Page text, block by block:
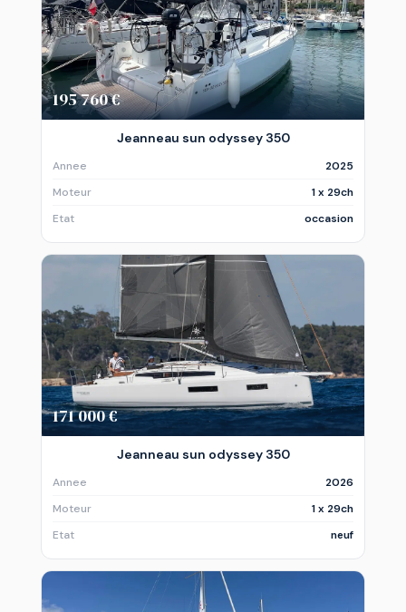
195 760 €
Jeanneau sun odyssey 350
Annee
2025
Moteur
1 x 29ch
Etat
occasion
171 000 €
Jeanneau sun odyssey 350
Annee
2026
Moteur
1 x 29ch
Etat
neuf